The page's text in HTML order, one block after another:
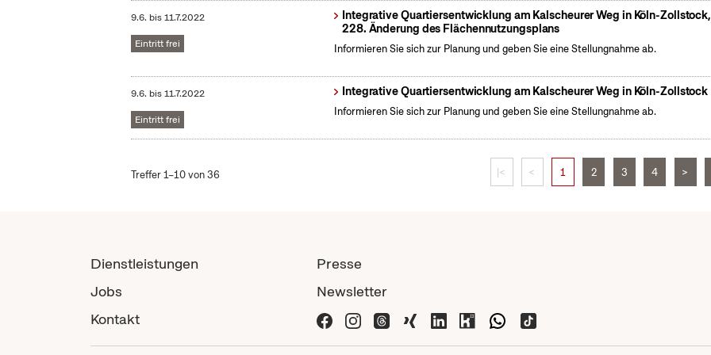
9.6. bis11.7.2022
Eintritt frei
Integrative Quartiersentwicklung am Kalscheurer Weg in Köln-Zollstock,
228. Änderung des Flächennutzungsplans
Informieren Sie sich zur Planung und geben Sie eine Stellungnahme ab.
9.6. bis11.7.2022
Eintritt frei
Integrative Quartiersentwicklung am Kalscheurer Weg in Köln-Zollstock
Informieren Sie sich zur Planung und geben Sie eine Stellungnahme ab.
Treffer 1–10 von 36 |< < 1 2 3 4 >
Dienstleistungen
Jobs
Kontakt
Presse
Newsletter